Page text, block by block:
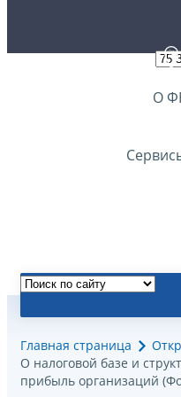
О
Главная страница
О налоговой базе и
прибыль организаций